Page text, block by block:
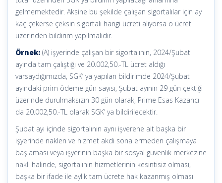
gelmemektedir. Aksine bu şekilde çalışan sigortalılar için ay
kaç çekerse çeksin sigortalı hangi ücreti alıyorsa o ücret
üzerinden bildirim yapılmalıdır.
Örnek: (A) işyerinde çalışan bir sigortalının, 2024/Şubat
ayında tam çalıştığı ve 20.002,50.-TL ücret aldığı
varsaydığımızda, SGK’ ya yapılan bildirimde 2024/Şubat
ayındaki prim ödeme gün sayısı, Şubat ayının 29 gün çektiği
üzerinde durulmaksızın 30 gün olarak, Prime Esas Kazancı
da 20.002,50.-TL olarak SGK’ ya bildirilecektir.
Şubat ayı içinde sigortalının aynı işverene ait başka bir
işyerinde naklen ve hizmet akdi sona ermeden çalışmaya
başlaması veya işyerinin başka bir sosyal güvenlik merkezine
nakli halinde, sigortalının hizmetlerinin kesintisiz olması,
başka bir ifade ile aylık tam ücrete hak kazanmış olması